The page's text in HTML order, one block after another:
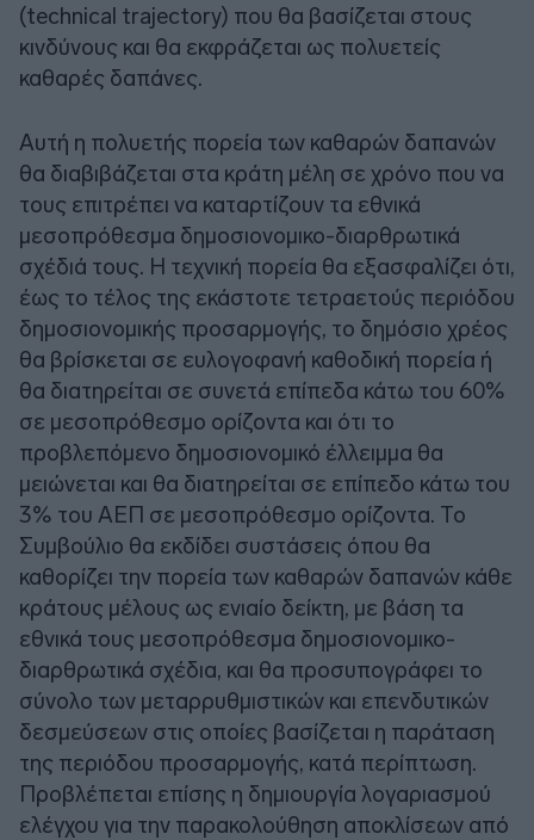
(technical trajectory) που θα βασίζεται στους
κινδύνους και θα εκφράζεται ως πολυετείς
καθαρές δαπάνες.
Αυτή η πολυετής πορεία των καθαρών δαπανών
θα διαβιβάζεται στα κράτη μέλη σε χρόνο που να
τους επιτρέπει να καταρτίζουν τα εθνικά
μεσοπρόθεσμα δημοσιονομικο-διαρθρωτικά
σχέδιά τους. Η τεχνική πορεία θα εξασφαλίζει ότι,
έως το τέλος της εκάστοτε τετραετούς περιόδου
δημοσιονομικής προσαρμογής, το δημόσιο χρέος
θα βρίσκεται σε ευλογοφανή καθοδική πορεία ή
θα διατηρείται σε συνετά επίπεδα κάτω του 60%
σε μεσοπρόθεσμο ορίζοντα και ότι το
προβλεπόμενο δημοσιονομικό έλλειμμα θα
μειώνεται και θα διατηρείται σε επίπεδο κάτω του
3% του ΑΕΠ σε μεσοπρόθεσμο ορίζοντα. Το
Συμβούλιο θα εκδίδει συστάσεις όπου θα
καθορίζει την πορεία των καθαρών δαπανών κάθε
κράτους μέλους ως ενιαίο δείκτη, με βάση τα
εθνικά τους μεσοπρόθεσμα δημοσιονομικο-
διαρθρωτικά σχέδια, και θα προσυπογράφει το
σύνολο των μεταρρυθμιστικών και επενδυτικών
δεσμεύσεων στις οποίες βασίζεται η παράταση
της περιόδου προσαρμογής, κατά περίπτωση.
Προβλέπεται επίσης η δημιουργία λογαριασμού
ελέγχου για την παρακολούθηση αποκλίσεων από